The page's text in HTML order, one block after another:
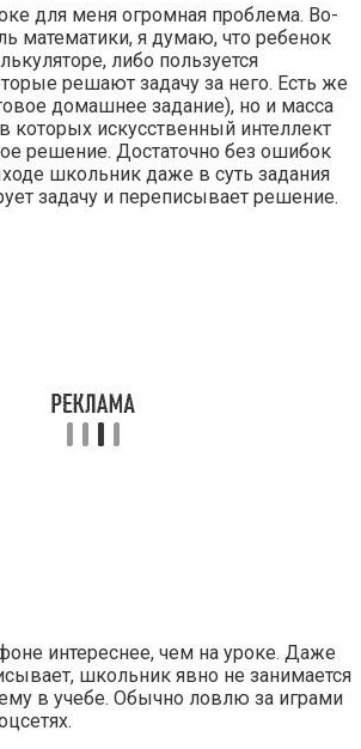
для меня огромная проблема. Во-
математики, я думаю, что ребенок
либо пользуется
решают задачу за него. Есть же
домашнее задание), но и масса
которых искусственный интеллект
решение. Достаточно без ошибок
школьник даже в суть задания
задачу и переписывает решение.
интереснее, чем на уроке. Даже
школьник явно не занимается
в учебе. Обычно ловлю за играми